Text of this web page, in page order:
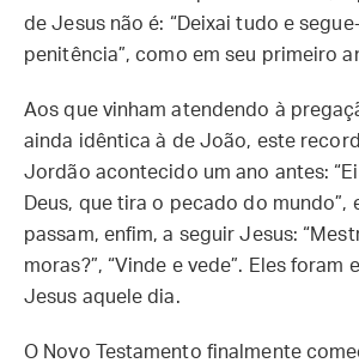
de Jesus não é: “Deixai tudo e segue-
penitência”, como em seu primeiro
Aos que vinham atendendo à
ainda idêntica à de João, este
Jordão acontecido um ano antes:
Deus, que tira o pecado do mundo”,
passam, enfim, a seguir Jesus:
moras?”, “Vinde e vede”. Eles foram
Jesus aquele dia.
O Novo Testamento finalmente